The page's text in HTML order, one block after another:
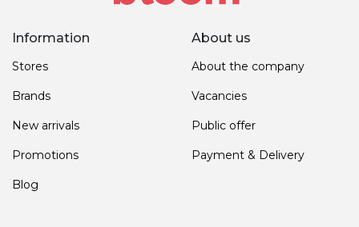
Information
Stores
Brands
New arrivals
Promotions
Blog
About us
About the company
Vacancies
Public offer
Payment & Delivery